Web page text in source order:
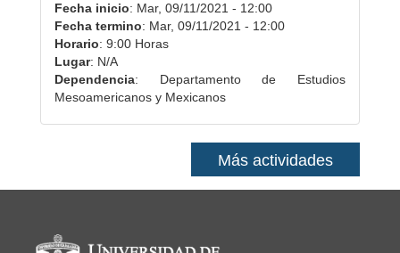
Fecha inicio: Mar, 09/11/2021 - 12:00
Fecha termino: Mar, 09/11/2021 - 12:00
Horario: 9:00 Horas
Lugar: N/A
Dependencia: Departamento de Estudios
Mesoamericanos y Mexicanos
Más actividades
Información del portal